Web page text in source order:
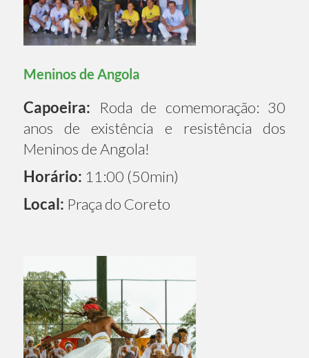
Meninos de Angola
Capoeira: Roda de comemoração: 30
anos de existência e resistência dos
Meninos de Angola!
Horário: 11:00 (50min)
Local: Praça do Coreto